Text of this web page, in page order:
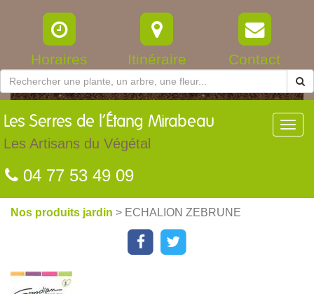
Horaires Itinéraire Contact
Les Serres de l’Étang Mirabeau
Les Artisans du Végétal
04 77 53 49 09
Nos produits jardin > ECHALION ZEBRUNE